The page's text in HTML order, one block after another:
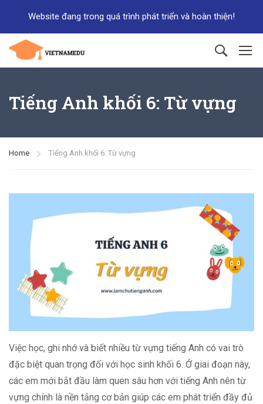
Tiếng Anh khối 6: Từ vựng
Home Tiếng Anh khối 6: Từ vựng
Việc học, ghi nhớ và biết nhiều từ vựng tiếng Anh có vai trò
đặc biệt quan trọng đối với học sinh khối 6. Ở giai đoạn này,
các em mới bắt đầu làm quen sâu hơn với tiếng Anh nên từ
vựng chính là nền tảng cơ bản giúp các em phát triển đầy đủ
Website đang trong quá trình phát triển và hoàn thiện!